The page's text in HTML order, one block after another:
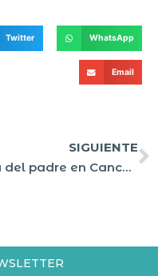
Twitter WhatsApp
Email
SIGUIENTE
Día del padre en Cancún ¡6 regalos para sorprender!